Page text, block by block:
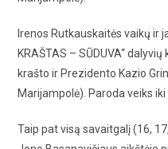
Irenos Rutkauskaitės vaikų ir
KRAŠTAS – SŪDUVA“
krašto ir Prezidento Kazio
Marijampolė). Paroda veiks iki
Taip pat visą savaitgalį (16,